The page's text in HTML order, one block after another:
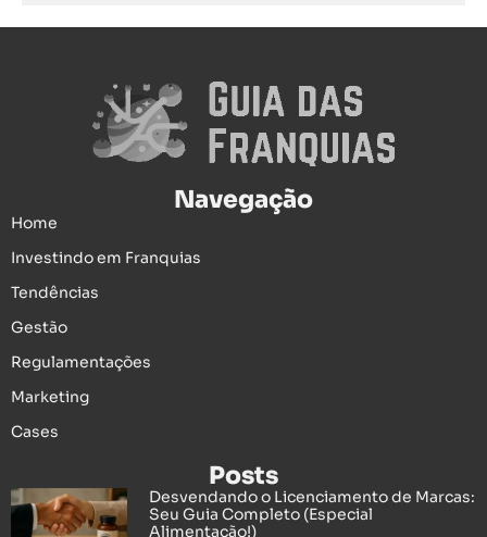
Navegação
Home
Investindo em Franquias
Tendências
Gestão
Regulamentações
Marketing
Cases
Posts
Desvendando o Licenciamento de Marcas:
Seu Guia Completo (Especial
Alimentação!)